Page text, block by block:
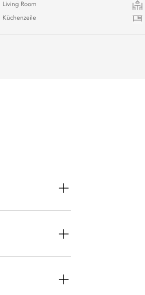
Living Room
Küchenzeile
suites also have